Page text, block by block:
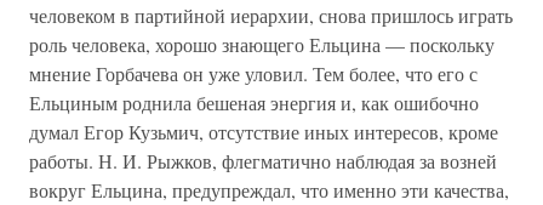
человеком в партийной иерархии, снова пришлось играть
роль человека, хорошо знающего Ельцина — поскольку
мнение Горбачева он уже уловил. Тем более, что его с
Ельциным роднила бешеная энергия и, как ошибочно
думал Егор Кузьмич, отсутствие иных интересов, кроме
работы. Н. И. Рыжков, флегматично наблюдая за возней
вокруг Ельцина, предупреждал, что именно эти качества,